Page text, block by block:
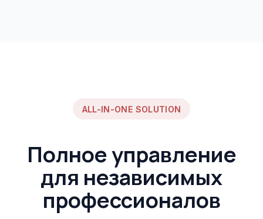
ALL-IN-ONE SOLUTION
Полное управление
для независимых
профессионалов